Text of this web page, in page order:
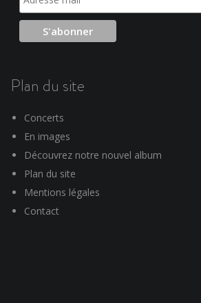
Plan du site
Concerts
En images
Découvrez notre nouvel album
Plan du site
Mentions légales
Contact